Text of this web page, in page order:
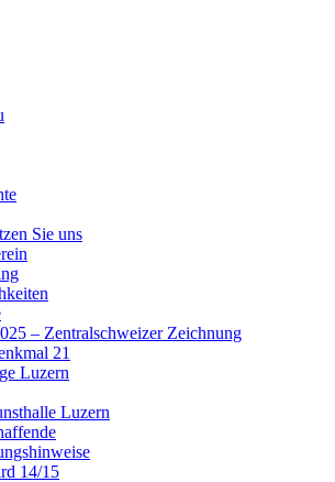
Sie uns
– Zentralschweizer Zeichnung
21
Luzern
Luzern
14/15